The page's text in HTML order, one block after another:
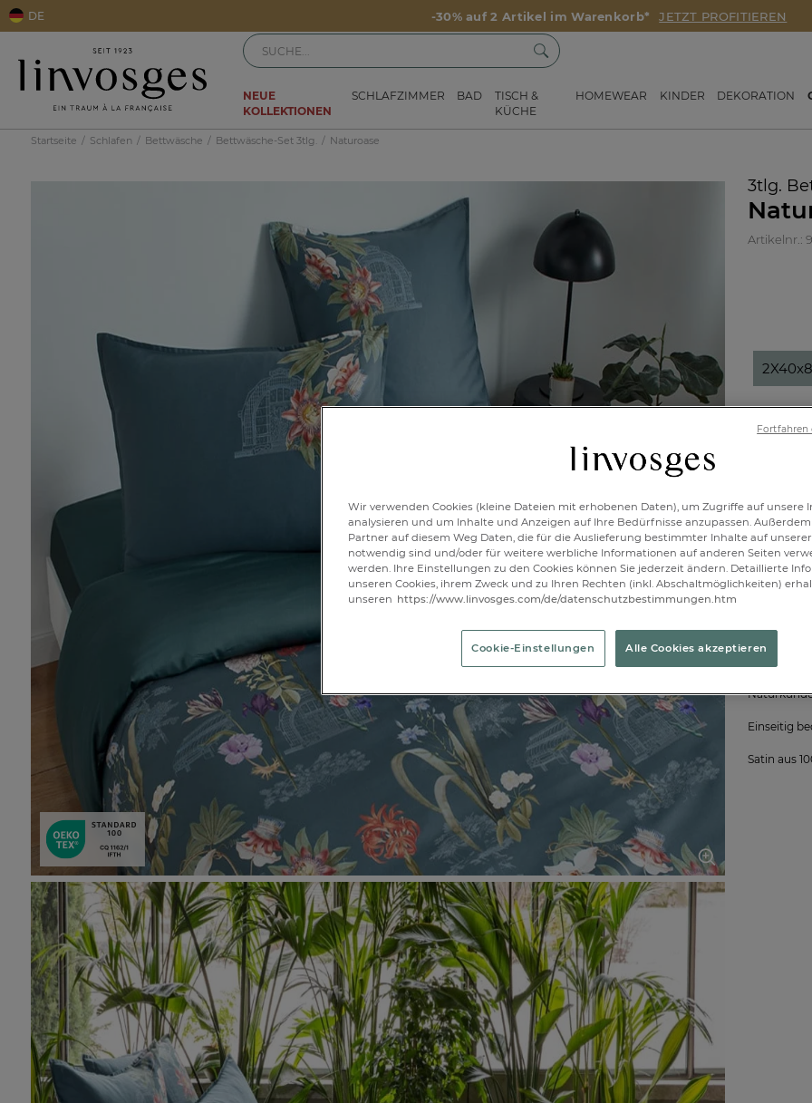
-30% auf 2 Artikel im Warenkorb* JETZT PROFITIEREN
DE
NEUE
KOLLEKTIONEN
SCHLAFZIMMER BAD
TISCH &
KÜCHE
HOMEWEAR KINDER DEKORATION
Startseite Schlafen Bettwäsche Bettwäsche-Set 3tlg. Naturoase
3tlg.
Artikelnr.:
Verfügbar
Wenn die
nicht
verleihen.
eine
Einseitig
Satin aus
Wir verwenden Cookies (kleine Dateien mit erhobenen Daten), um Zugriffe auf unsere
analysieren und um Inhalte und Anzeigen auf Ihre Bedürfnisse anzupassen.
Partner auf diesem Weg Daten, die für die Auslieferung bestimmter Inhalte auf
notwendig sind und/oder für weitere werbliche Informationen auf anderen Seiten
werden. Ihre Einstellungen zu den Cookies können Sie jederzeit ändern. Detaillierte
unseren Cookies, ihrem Zweck und zu Ihren Rechten (inkl. Abschaltmöglichkeiten)
unseren https://www.linvosges.com/de/datenschutzbestimmungen.htm
Cookie-Einstellungen Alle Cookies akzeptieren
Fortfahren